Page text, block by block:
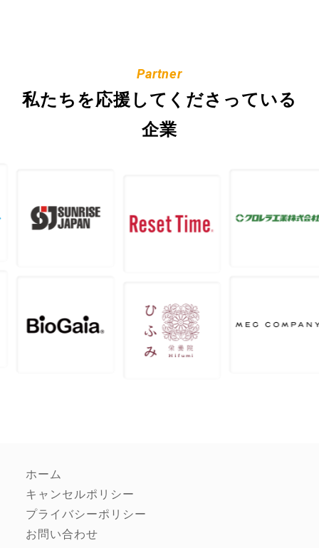
Partner
私たちを応援してくださっている
企業
ホーム
キャンセルポリシー
プライバシーポリシー
お問い合わせ